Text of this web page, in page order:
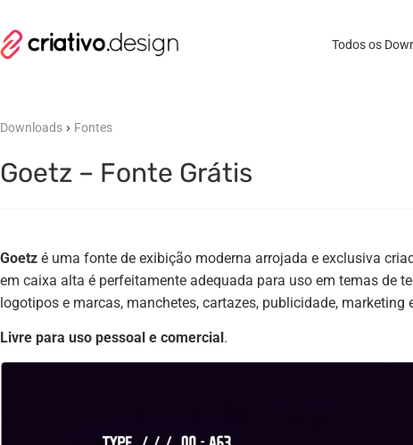
Todos os
Downloads › Fontes
Goetz – Fonte Grátis
Goetz é uma fonte de exibição moderna arrojada e exclusiva
em caixa alta é perfeitamente adequada para uso em temas de
logotipos e marcas, manchetes, cartazes, publicidade, marketing
Livre para uso pessoal e comercial .